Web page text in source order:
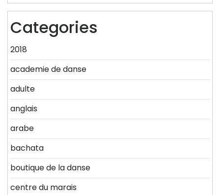
Categories
2018
academie de danse
adulte
anglais
arabe
bachata
boutique de la danse
centre du marais